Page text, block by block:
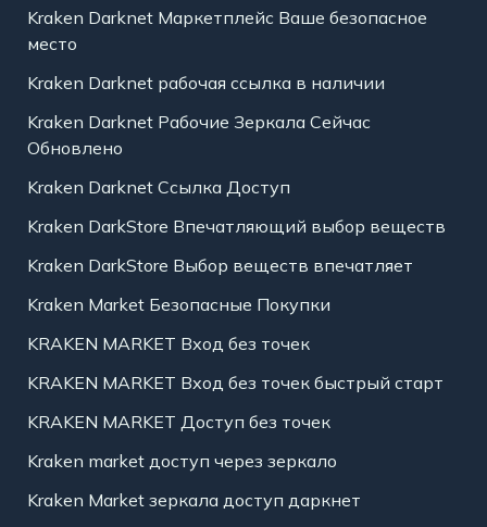
Kraken Darknet Маркетплейс Ваше безопасное
место
Kraken Darknet рабочая ссылка в наличии
Kraken Darknet Рабочие Зеркала Сейчас
Обновлено
Kraken Darknet Ссылка Доступ
Kraken DarkStore Впечатляющий выбор веществ
Kraken DarkStore Выбор веществ впечатляет
Kraken Market Безопасные Покупки
KRAKEN MARKET Вход без точек
KRAKEN MARKET Вход без точек быстрый старт
KRAKEN MARKET Доступ без точек
Kraken market доступ через зеркало
Kraken Market зеркала доступ даркнет